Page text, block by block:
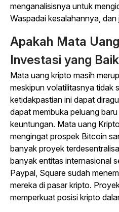
menganalisisnya untuk
Waspadai kesalahannya,
Apakah Mata
Investasi yang
Mata uang kripto masih
meskipun volatilitasnya tidak
ketidakpastian ini dapat
dapat membuka peluang
keuntungan. Mata uang
mengingat prospek Bitcoin
banyak proyek
banyak entitas internasional
Paypal, Square sudah
mereka di pasar kripto.
memperkuat posisi kripto